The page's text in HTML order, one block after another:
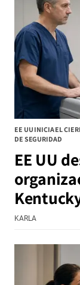
EE UU INICIA EL
DE SEGURIDAD
EE UU
KARLA